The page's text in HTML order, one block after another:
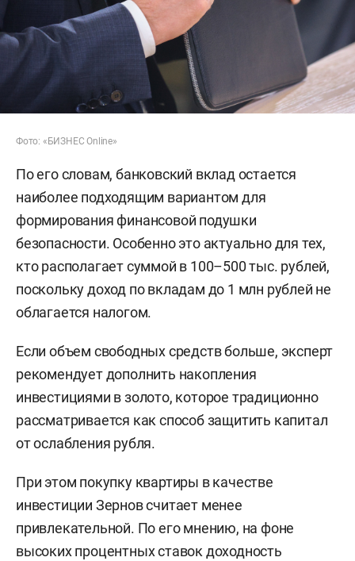
Фото: «БИЗНЕС Online»
По его словам, банковский вклад остается
наиболее подходящим вариантом для
формирования финансовой подушки
безопасности. Особенно это актуально для тех,
кто располагает суммой в 100–500 тыс. рублей,
поскольку доход по вкладам до 1 млн рублей не
облагается налогом.
Если объем свободных средств больше, эксперт
рекомендует дополнить накопления
инвестициями в золото, которое традиционно
рассматривается как способ защитить капитал
от ослабления рубля.
При этом покупку квартиры в качестве
инвестиции Зернов считает менее
привлекательной. По его мнению, на фоне
высоких процентных ставок доходность